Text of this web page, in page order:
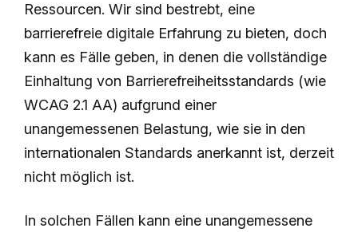
Ressourcen. Wir sind bestrebt, eine
barrierefreie digitale Erfahrung zu bieten, doch
kann es Fälle geben, in denen die vollständige
Einhaltung von Barrierefreiheitsstandards (wie
WCAG 2.1 AA) aufgrund einer
unangemessenen Belastung, wie sie in den
internationalen Standards anerkannt ist, derzeit
nicht möglich ist.
In solchen Fällen kann eine unangemessene